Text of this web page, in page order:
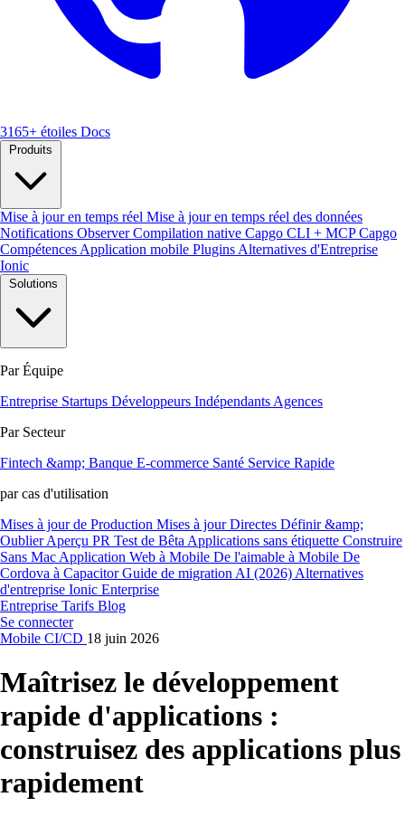
3165+ étoiles Docs
Produits
Mise à jour en temps réel Mise à jour en temps réel des données
Notifications ObserverCompilation native Capgo CLI + MCPCapgo
Compétences Application mobile Plugins Alternatives d'Entreprise
Ionic
Solutions
Par Équipe
Entreprise Startups Développeurs Indépendants Agences
Par Secteur
Fintech &amp; Banque E-commerce Santé Service Rapide
par cas d'utilisation
Mises à jour de Production Mises à jour Directes Définir &amp;
OublierAperçu PR Test de Bêta Applications sans étiquette Construire
Sans Mac Application Web à Mobile De l'aimable à Mobile De
Cordova à CapacitorGuide de migration AI (2026) Alternatives
d'entreprise Ionic Enterprise
Entreprise Tarifs Blog
Se connecter
Mobile CI/CD 18 juin 2026
Maîtrisez le développement
rapide d'applications :
construisez des applications plus
rapidement